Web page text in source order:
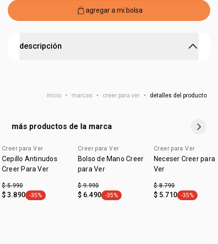
agregar a mi bolsa
descripción
educación del país
material: 60% poliéster
inicio • marcas • creer para ver • detalles del producto
más productos de la marca
edicion limitada
Creer para Ver
Cepillo Antinudos
Creer Para Ver
$ 5.990
$ 3.890 general.tag -35%
-35%
edicion limitada
Creer para Ver
Bolso de Mano Creer
para Ver
$ 9.990
$ 6.490 general.tag -35%
-35%
Creer para Ver
Neceser Creer para
Ver
$ 8.790
$ 5.710 general.tag -
-35%